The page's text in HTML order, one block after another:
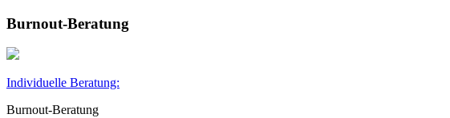
Burnout-Beratung
Individuelle Beratung:
Burnout-Beratung